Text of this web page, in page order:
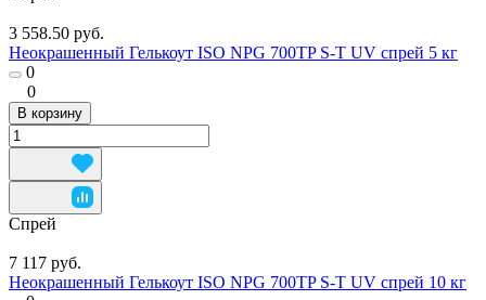
3 558.50 руб.
Неокрашенный Гелькоут ISO NPG 700TP S-T UV спрей 5 кг
0
0
В корзину
Спрей
7 117 руб.
Неокрашенный Гелькоут ISO NPG 700TP S-T UV спрей 10 кг